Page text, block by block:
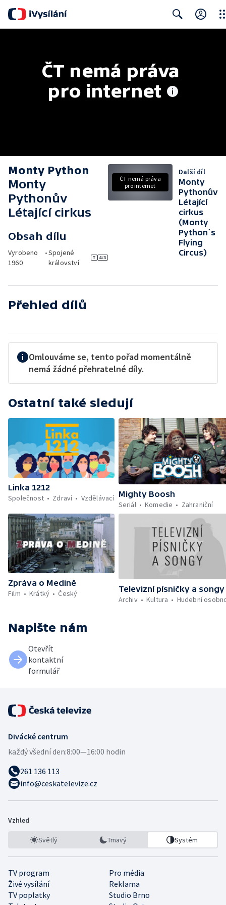
ČT nemá práva
pro internet
Monty Python
Monty
Pythonův
Létající cirkus
Obsah dílu
Vyrobeno
1960
•Spojené
království
ČT nemá práva
pro internet
Další díl
Monty
Pythonův
Létající
cirkus
(Monty
Python`s
Flying
Circus)
Přehled dílů
Omlouváme se, tento pořad momentálně
nemá žádné přehratelné díly.
Ostatní také sledují
Linka 1212
Společnost
Zdraví Vzdělávací Mighty Boosh
Seriál
Komedie Zahraniční
Zpráva o Medině
Film
Krátký Český
Televizní písničky a songy
Archiv
Kultura Hudební
Napište nám
Otevřít
kontaktní
formulář
Divácké centrum
každý všední den:8:00—16:00 hodin
261 136 113
info@ceskatelevize.cz
Vzhled
Světlý Tmavý Systém
TV program
Pro média
Živé vysílání
Reklama
TV poplatky
Studio Brno